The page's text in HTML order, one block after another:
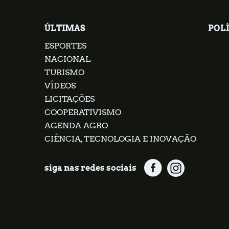
ÚLTIMAS
ESPORTES
NACIONAL
TURISMO
VÍDEOS
LICITAÇÕES
COOPERATIVISMO
AGENDA AGRO
CIÊNCIA, TECNOLOGIA E INOVAÇÃO
siga nas redes sociais